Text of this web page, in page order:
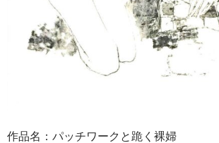
作品名：パッチワークと跪く裸婦